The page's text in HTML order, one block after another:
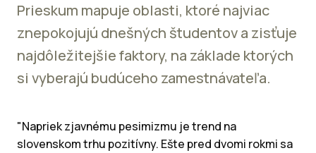
Prieskum mapuje oblasti, ktoré najviac
znepokojujú dnešných študentov a zisťuje
najdôležitejšie faktory, na základe ktorých
si vyberajú budúceho zamestnávateľa.
"Napriek zjavnému pesimizmu je trend na
slovenskom trhu pozitívny. Ešte pred dvomi rokmi sa